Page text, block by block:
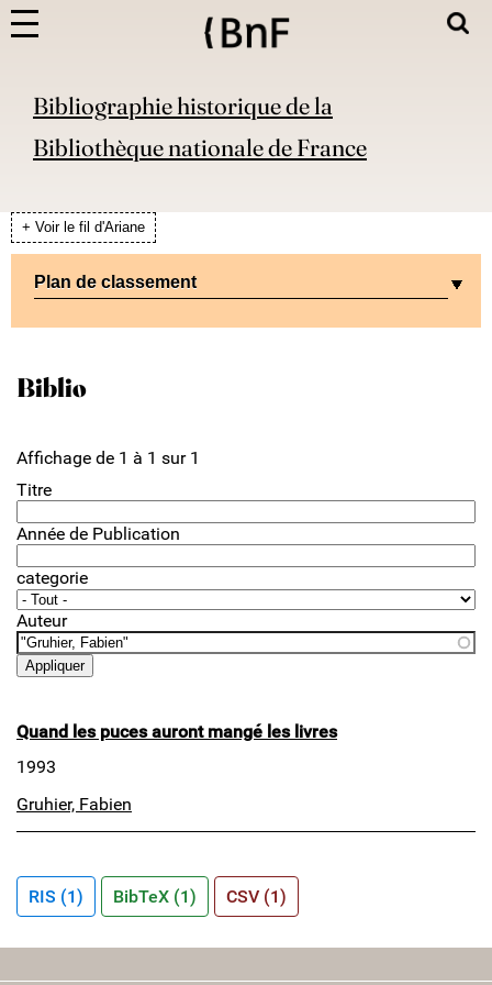
Bibliographie historique de la
Bibliothèque nationale de France
+ Voir le fil d'Ariane
Plan de classement
Biblio
Affichage de 1 à 1 sur 1
Titre
Année de Publication
categorie
Auteur
Quand les puces auront mangé les livres
1993
Gruhier, Fabien
RIS (1) BibTeX (1) CSV (1)